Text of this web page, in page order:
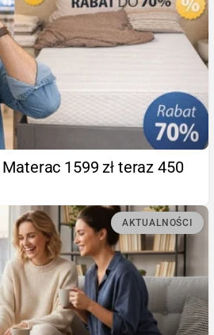
1599 zł teraz 450
AKTUALNOŚCI